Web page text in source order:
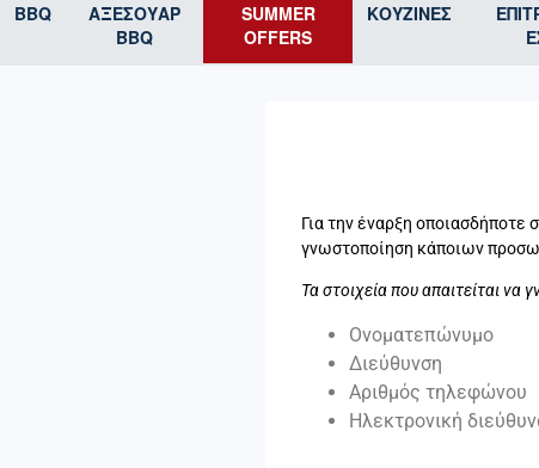
BBQ
ΑΞΕΣΟΥΑΡ
BBQ
SUMMER
OFFERS
ΚΟΥΖΙΝΕΣ
Για την έναρξη οποιασδήποτε
γνωστοποίηση κάποιων
Τα στοιχεία που απαιτείται να
Ονοματεπώνυμο
Διεύθυνση
Αριθμός τηλεφώνου
Ηλεκτρονική